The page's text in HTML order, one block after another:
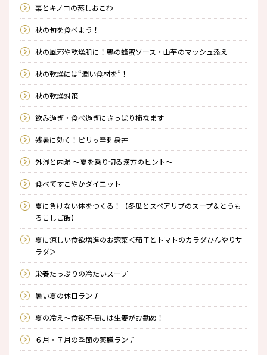
栗とキノコの蒸しおこわ
秋の旬を食べよう！
秋の風邪や乾燥肌に！鴨の蜂蜜ソース・山芋のマッシュ添え
秋の乾燥には“潤い食材を”！
秋の乾燥対策
飲み過ぎ・食べ過ぎにさっぱり柿なます
残暑に効く！ピリッ辛刺身丼
外湿と内湿 〜夏を乗り切る漢方のヒント〜
食べてすこやかダイエット
夏に負けない体をつくる！【冬瓜とスペアリブのスープ＆とうも
ろこしご飯】
夏に涼しい食欲増進のお惣菜＜茄子とトマトのカラダひんやりサ
ラダ＞
栄養たっぷりの冷たいスープ
暑い夏の休日ランチ
夏の冷え～食欲不振には生姜がお勧め！
６月・７月の季節の薬膳ランチ